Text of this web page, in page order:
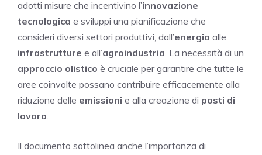
adotti misure che incentivino l’innovazione
tecnologica e sviluppi una pianificazione che
consideri diversi settori produttivi, dall’energia alle
infrastrutture e all’agroindustria. La necessità di un
approccio olistico è cruciale per garantire che tutte le
aree coinvolte possano contribuire efficacemente alla
riduzione delle emissioni e alla creazione di posti di
lavoro.
Il documento sottolinea anche l’importanza di